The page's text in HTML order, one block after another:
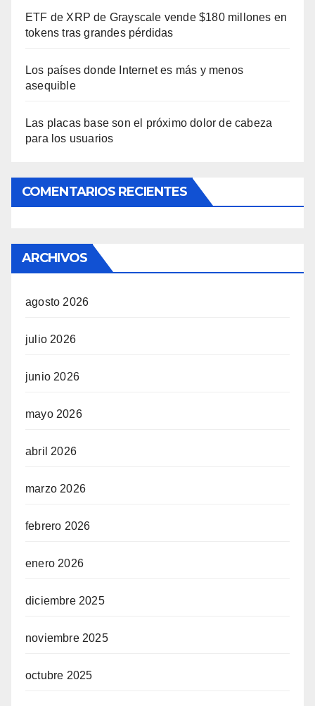
ETF de XRP de Grayscale vende $180 millones en
tokens tras grandes pérdidas
Los países donde Internet es más y menos
asequible
Las placas base son el próximo dolor de cabeza
para los usuarios
COMENTARIOS RECIENTES
ARCHIVOS
agosto 2026
julio 2026
junio 2026
mayo 2026
abril 2026
marzo 2026
febrero 2026
enero 2026
diciembre 2025
noviembre 2025
octubre 2025